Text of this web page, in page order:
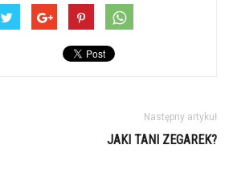
Następny artykuł
JAKI TANI ZEGAREK?